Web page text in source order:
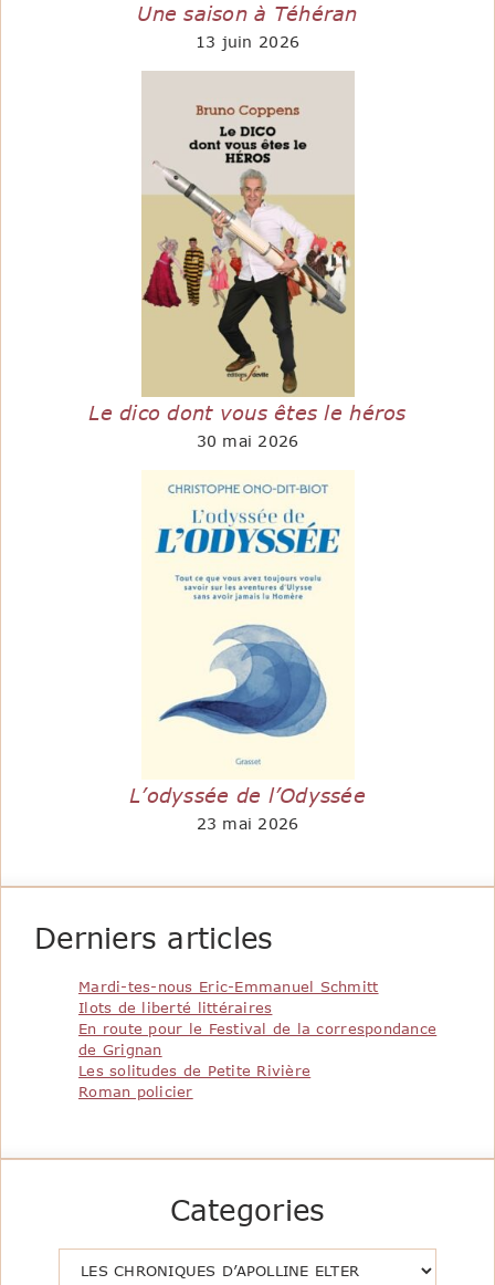
Une saison à Téhéran
13 juin 2026
Le dico dont vous êtes le héros
30 mai 2026
L’odyssée de l’Odyssée
23 mai 2026
Derniers articles
Mardi-tes-nous Eric-Emmanuel Schmitt
Ilots de liberté littéraires
En route pour le Festival de la correspondance
de Grignan
Les solitudes de Petite Rivière
Roman policier
Categories